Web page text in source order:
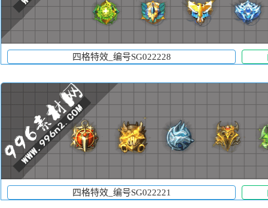
四格特效_编号SG022228
四格特效_编号SG022221